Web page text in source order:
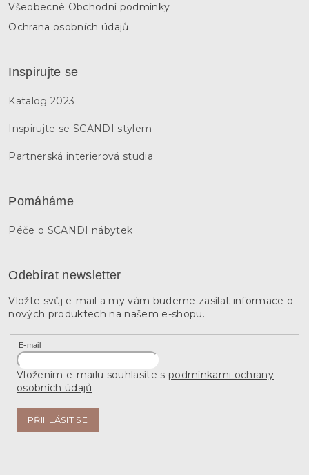
Všeobecné Obchodní podmínky
Ochrana osobních údajů
Inspirujte se
Katalog 2023
Inspirujte se SCANDI stylem
Partnerská interierová studia
Pomáháme
Péče o SCANDI nábytek
Odebírat newsletter
Vložte svůj e-mail a my vám budeme zasílat informace o
nových produktech na našem e-shopu.
E-mail
Vložením e-mailu souhlasíte s podmínkami ochrany
osobních údajů
PŘIHLÁSIT SE